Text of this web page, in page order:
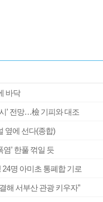
바닥
’ 전망…檢 기피와 대조
옆에 선다(종합)
’ 한풀 꺾일 듯
명 아미초 통폐합 기로
해 서부산 관광 키우자”